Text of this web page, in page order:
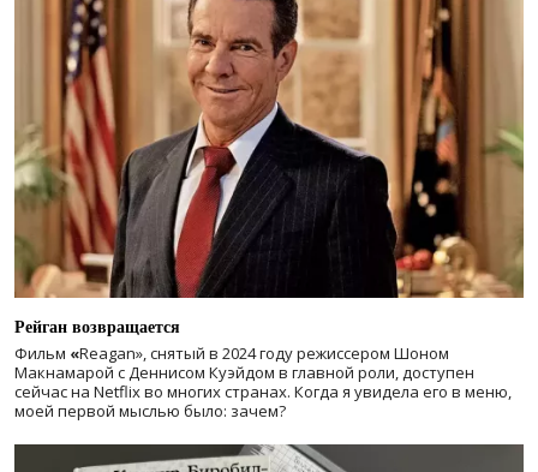
Рейган возвращается
Фильм «Reagan», снятый в 2024 годурежиссером Шоном
Макнамарой с Деннисом Куэйдом в главной роли, доступен
сейчас на Netflix во многих странах. Когда я увидела его в меню,
моей первой мыслью было: зачем?